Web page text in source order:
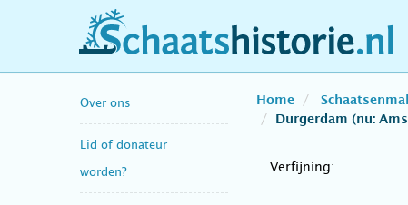
schaatshistorie.nl
Over ons
Lid of donateur
worden?
Home
Durgerdam (nu:
Verfijning: